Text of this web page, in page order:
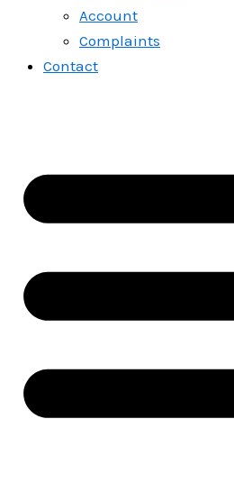
Account
Complaints
Contact